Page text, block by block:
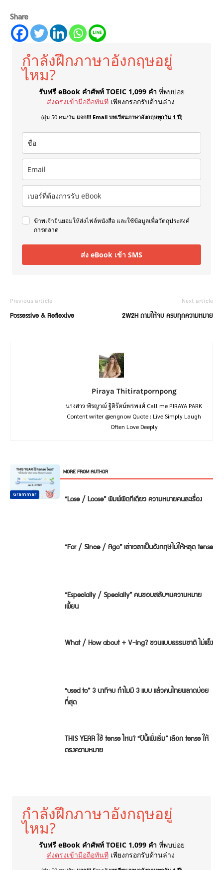
Share
กำลังฝึกภาษาอังกฤษอยู่
ไหม?
รับฟรี eBook คำศัพท์ TOEIC 1,099 คำ ที่พบบ่อย
ส่งตรงเข้ามือถือทันที เพียงกรอกรับด้านล่าง
(สุ่ม 50 คน/วัน แจก!!! Email บทเรียนภาษาอังกฤษทุกวัน 1 ปี)
ข้าพเจ้ายินยอมให้ส่งไฟล์หนังสือ และใช้ข้อมูลเพื่อวัตถุประสงค์
การตลาด
ส่ง eBook เข้า SMS
Previous article
Possessive & Reflexive
Next article
2W2H ถามให้จบ ครบทุกความหมาย
Piraya Thitiratpornpong
นางสาว พิรญาณ์ ฐิติรัตน์พรพงศ์ Call me PIRAYA PARK
Content writer @engnow Quote : Live Simply Laugh
Often Love Deeply
RELATED ARTICLES MORE FROM AUTHOR
Common
Mistake
“Lose / Loose” พิมพ์ผิดทีเดียว ความหมายคนละเรื่อง
Common
Mistake
“For / Since / Ago” เล่าเวลาเป็นอังกฤษไม่ให้หลุด tense
Common
Mistake
“Especially / Specially” คนชอบสลับจนความหมาย
เพี้ยน
Conversation
What / How about + V-ing? ชวนแบบธรรมชาติ ไม่แข็ง
Grammar
“used to” 3 นาทีจบ ทำไมมี 3 แบบ แล้วคนไทยพลาดบ่อย
ที่สุด
Grammar
THIS YEAR ใช้ tense ไหน? “ปีนี้เพิ่งเริ่ม” เลือก tense ให้
ตรงความหมาย
กำลังฝึกภาษาอังกฤษอยู่
ไหม?
รับฟรี eBook คำศัพท์ TOEIC 1,099 คำ ที่พบบ่อย
ส่งตรงเข้ามือถือทันที เพียงกรอกรับด้านล่าง